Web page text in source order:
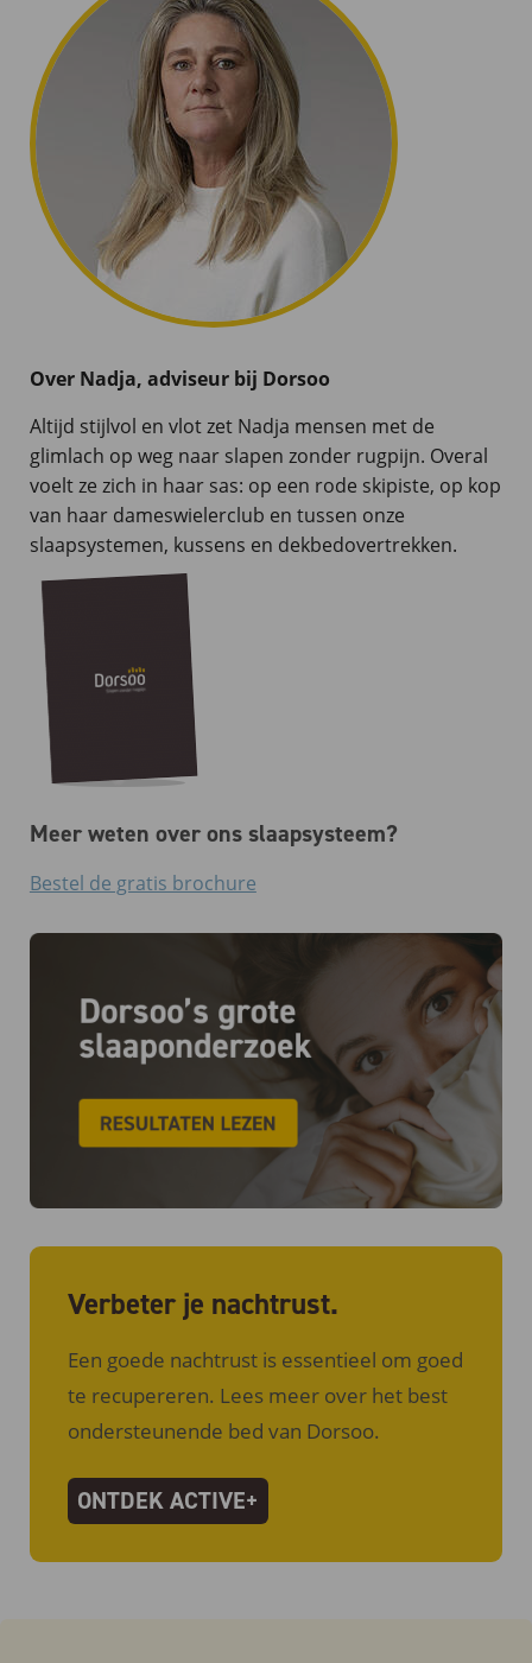
Over Nadja, adviseur bij Dorsoo
Altijd stijlvol en vlot zet Nadja mensen met de
glimlach op weg naar slapen zonder rugpijn. Overal
voelt ze zich in haar sas: op een rode skipiste, op kop
van haar dameswielerclub en tussen onze
slaapsystemen, kussens en dekbedovertrekken.
Meer weten over ons slaapsysteem?
Bestel de gratis brochure
Verbeter je nachtrust.
Een goede nachtrust is essentieel om goed
te recupereren. Lees meer over het best
ondersteunende bed van Dorsoo.
ONTDEK ACTIVE+